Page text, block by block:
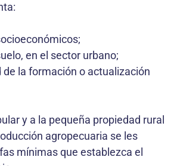
en el sector urbano;
la formación o actualización
y a la pequeña propiedad rural
agropecuaria se les
mínimas que establezca el